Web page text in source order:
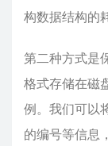
构数据结构的
第二种方式是
格式存储在磁
例。我们可以
的编号等信息